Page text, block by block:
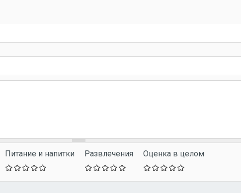
Питание и напитки Развлечения Оценка в целом